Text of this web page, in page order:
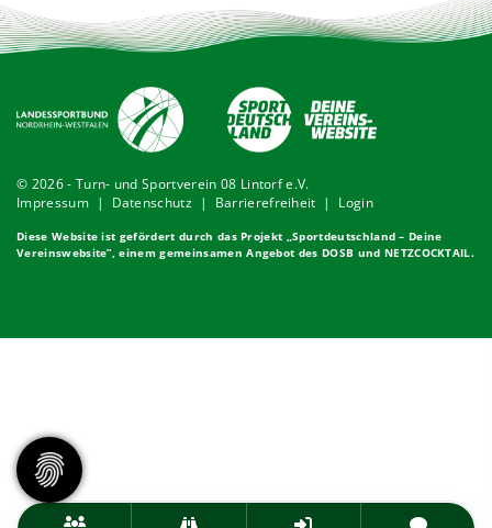
© 2026 - Turn- und Sportverein 08 Lintorf e.V.
Impressum| Datenschutz | Barrierefreiheit | Login
Diese Website ist gefördert durch das Projekt „Sportdeutschland – Deine
Vereinswebsite”, einem gemeinsamen Angebot des DOSB und NETZCOCKTAIL.